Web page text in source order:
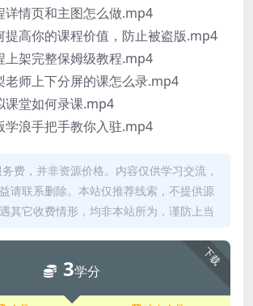
详情页和主图怎么做.mp4
提高你的课程价值，防止被盗版.mp4
上架完整保姆级教程.mp4
老师上下分屏的课怎么录.mp4
课堂如何录课.mp4
学浪手把手教你入驻.mp4
费，并非资源价格。内容仅供学习交流，
请联系删除。本站仅推荐线索，不提供源
其它收费情形，均非本站所为，谨防上当
下载
3学分